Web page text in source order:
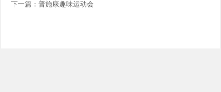
下一篇：普施康趣味运动会